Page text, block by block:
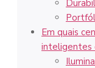
Em quais
inteligentes